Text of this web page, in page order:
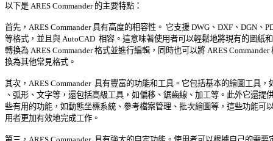
以下是 ARES Commander 的主要特點：
首先，ARES Commander 具有高度的相容性。 它支援 DWG、DXF、DGN、
等格式，並且與 AutoCAD  相容。這意味著使用者可以輕鬆地將現有的圖紙
轉換為 ARES Commander 格式並進行編輯，同時也可以將 ARES
換為其他常見格式。
其次，ARES Commander  具有豐富的功能和工具。它包括基本的繪圖工具，
、弧形、文字等，還包括高級工具，如偏移、鋸齒線、加工等。此外它還提
些有用的功能，如動態坐標系統、參考檔案管理、批次繪圖等，這些功能可
用者更加有效地完成工作。